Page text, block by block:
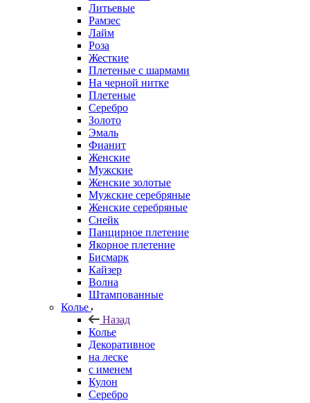
Литьевые
Рамзес
Лайм
Роза
Жесткие
Плетеные с шармами
На черной нитке
Плетеные
Серебро
Золото
Эмаль
Фианит
Женские
Мужские
Женские золотые
Мужские серебряные
Женские серебряные
Снейк
Панцирное плетение
Якорное плетение
Бисмарк
Кайзер
Волна
Штампованные
Колье
Назад
Колье
Декоративное
на леске
с именем
Кулон
Серебро